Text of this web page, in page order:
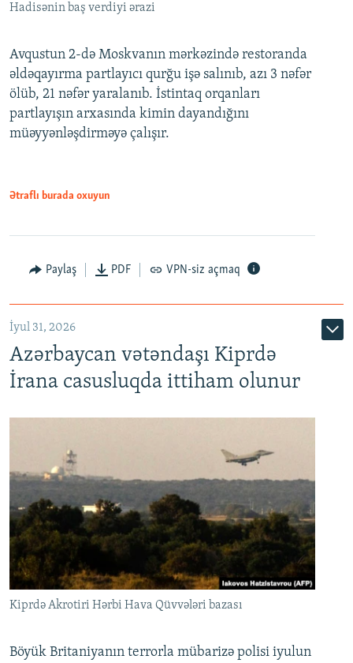
Hadisənin baş verdiyi ərazi
Avqustun 2-də Moskvanın mərkəzində restoranda
əldəqayırma partlayıcı qurğu işə salınıb, azı 3 nəfər
ölüb, 21 nəfər yaralanıb. İstintaq orqanları
partlayışın arxasında kimin dayandığını
müəyyənləşdirməyə çalışır.
Ətraflı burada oxuyun
Paylaş PDF VPN-siz açmaq
İyul 31, 2026
Azərbaycan vətəndaşı Kiprdə
İrana casusluqda ittiham olunur
Kiprdə Akrotiri Hərbi Hava Qüvvələri bazası
Böyük Britaniyanın terrorla mübarizə polisi iyulun